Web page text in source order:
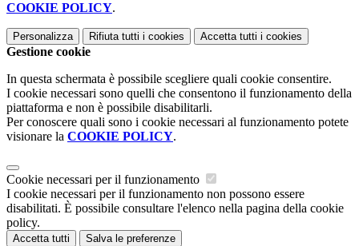
COOKIE POLICY.
Personalizza Rifiuta tutti i cookies Accetta tutti i cookies
Gestione cookie
In questa schermata è possibile scegliere quali cookie consentire.
I cookie necessari sono quelli che consentono il funzionamento della
piattaforma e non è possibile disabilitarli.
Per conoscere quali sono i cookie necessari al funzionamento potete
visionare la COOKIE POLICY.
Cookie necessari per il funzionamento
I cookie necessari per il funzionamento non possono essere
disabilitati. È possibile consultare l'elenco nella pagina della cookie
policy.
Accetta tutti Salva le preferenze